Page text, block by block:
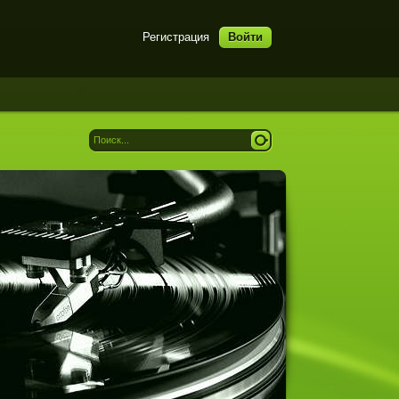
Регистрация Войти